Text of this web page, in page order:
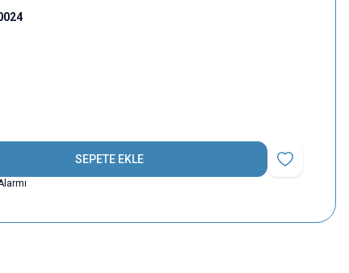
SEPETE EKLE
Favoriye Ekle